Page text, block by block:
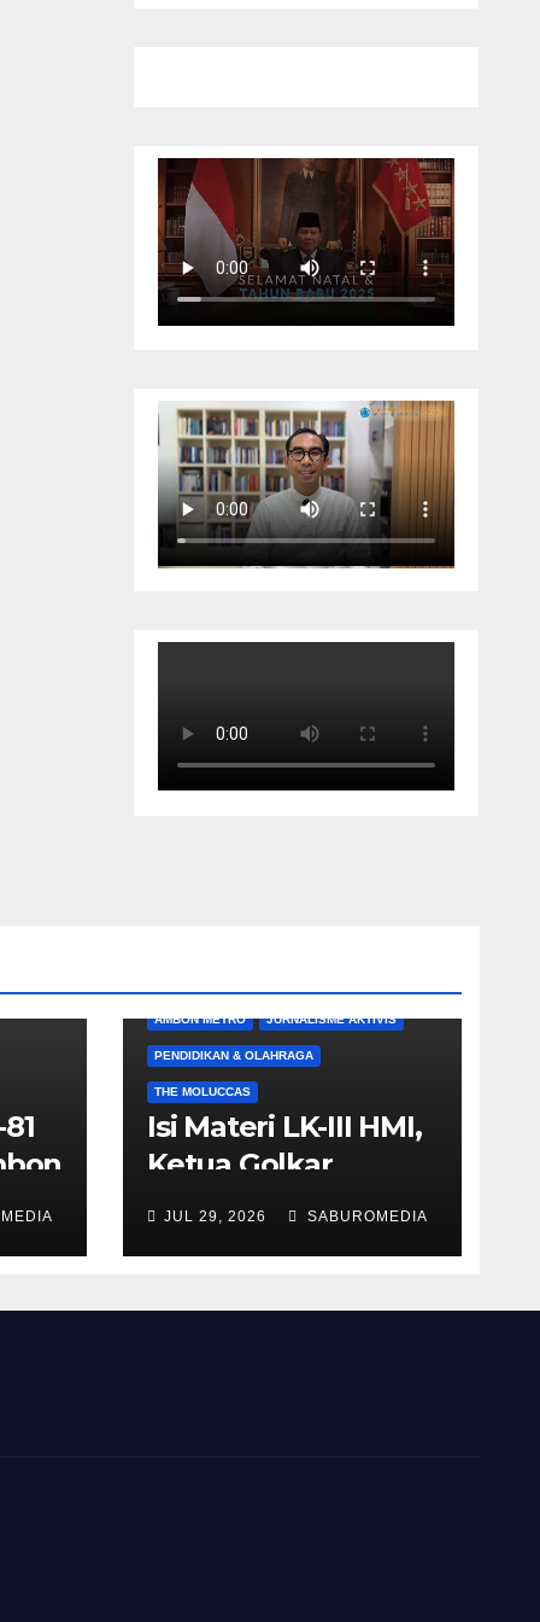
AMBON METRO JURNALISME AKTIVIS
PENDIDIKAN & OLAHRAGA
THE MOLUCCAS
Isi Materi LK-III HMI,
Ketua Golkar
Maluku Umar Lessy
Menuju Kedaulatan
JUL 29, 2026 SABUROMEDIA